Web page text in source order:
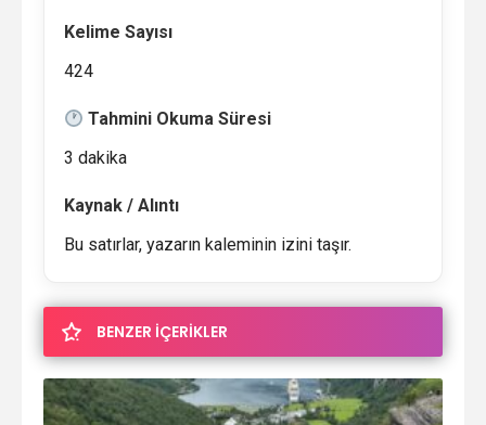
Kelime Sayısı
424
Tahmini Okuma Süresi
3 dakika
Kaynak / Alıntı
Bu satırlar, yazarın kaleminin izini taşır.
BENZER İÇERİKLER